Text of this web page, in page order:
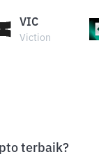
VIC
Viction
terbaik?